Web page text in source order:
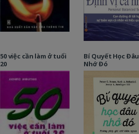
50 việc cần làm ở tuổi
20
Bí Quyết Học Đâu
Nhớ Đó